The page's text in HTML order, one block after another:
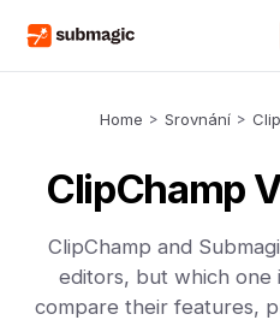
Home > Srovnání >
ClipChamp
ClipChamp and
editors, but which one
compare their features,